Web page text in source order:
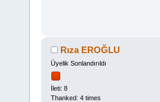
Rıza EROĞLU
Üyelik Sonlandırıldı
İleti: 8
Thanked: 4 times